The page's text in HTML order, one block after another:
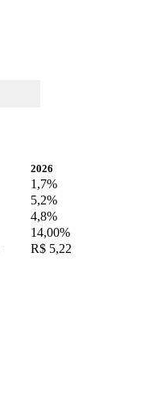
2026
1,7%
5,2%
4,8%
14,00%
R$ 5,22